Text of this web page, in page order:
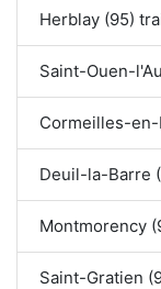
Herblay (95)
Saint-Ouen-
Cormeilles-
Deuil-la-Barre
Montmorency
Saint-Gratien